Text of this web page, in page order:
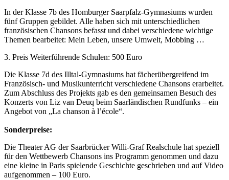
In der Klasse 7b des Homburger Saarpfalz-Gymnasiums wurden
fünf Gruppen gebildet. Alle haben sich mit unterschiedlichen
französischen Chansons befasst und dabei verschiedene wichtige
Themen bearbeitet: Mein Leben, unsere Umwelt, Mobbing …
3. Preis Weiterführende Schulen: 500 Euro
Die Klasse 7d des Illtal-Gymnasiums hat fächerübergreifend im
Französisch- und Musikunterricht verschiedene Chansons erarbeitet.
Zum Abschluss des Projekts gab es den gemeinsamen Besuch des
Konzerts von Liz van Deuq beim Saarländischen Rundfunks – ein
Angebot von „La chanson à l’école“.
Sonderpreise:
Die Theater AG der Saarbrücker Willi-Graf Realschule hat speziell
für den Wettbewerb Chansons ins Programm genommen und dazu
eine kleine in Paris spielende Geschichte geschrieben und auf Video
aufgenommen – 100 Euro.